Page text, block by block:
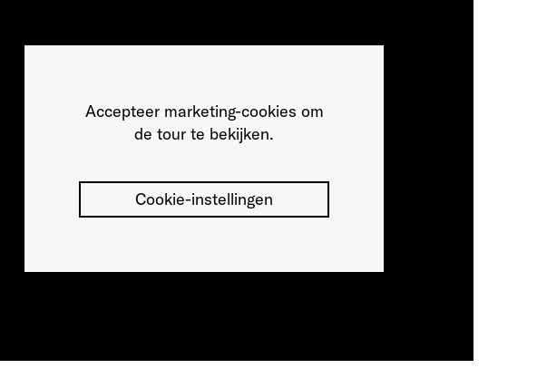
Accepteer marketing-cookies om
de tour te bekijken.
Cookie-instellingen